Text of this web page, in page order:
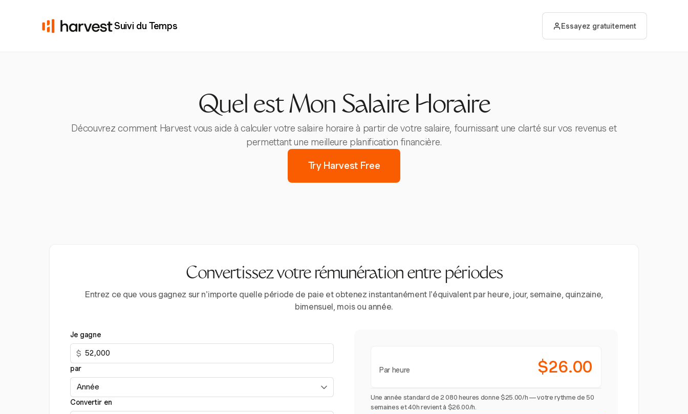
Suivi du Temps Essayez gratuitement
Quel est Mon Salaire Horaire
Découvrez comment Harvest vous aide à calculer votre salaire horaire à partir de votre salaire, fournissant une clarté sur vos revenus et
permettant une meilleure planification financière.
Try Harvest Free
Convertissez votre rémunération entre périodes
Entrez ce que vous gagnez sur n'importe quelle période de paie et obtenez instantanément l'équivalent par heure, jour, semaine, quinzaine,
bimensuel, mois ou année.
Je gagne
$
par
Convertir en
Par heure $26.00
Une année standard de 2 080 heures donne $25.00/h — votre rythme de 50
semaines et 40h revient à $26.00/h.